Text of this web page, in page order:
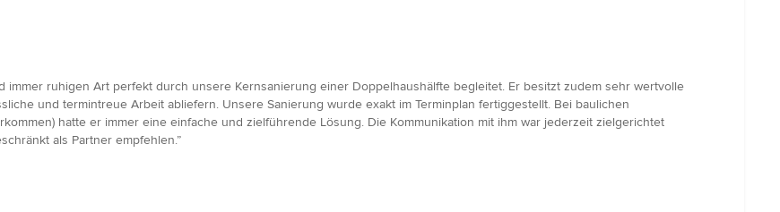
immer ruhigen Art perfekt durch unsere Kernsanierung einer Doppelhaushälfte begleitet. Er besitzt zudem sehr wertvolle
und termintreue Arbeit abliefern. Unsere Sanierung wurde exakt im Terminplan fertiggestellt. Bei baulichen
hatte er immer eine einfache und zielführende Lösung. Die Kommunikation mit ihm war jederzeit zielgerichtet
als Partner empfehlen.”